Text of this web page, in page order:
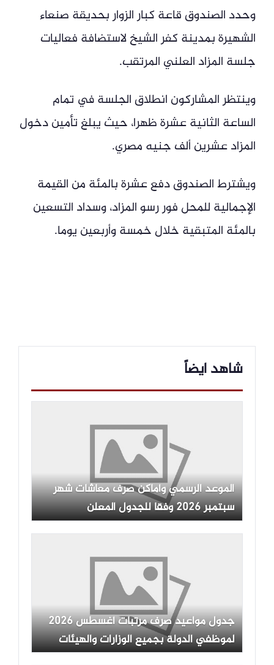
وحدد الصندوق قاعة كبار الزوار بحديقة صنعاء
الشهيرة بمدينة كفر الشيخ لاستضافة فعاليات
جلسة المزاد العلني المرتقب.
وينتظر المشاركون انطلاق الجلسة في تمام
الساعة الثانية عشرة ظهرا، حيث يبلغ تأمين دخول
المزاد عشرين ألف جنيه مصري.
ويشترط الصندوق دفع عشرة بالمئة من القيمة
الإجمالية للمحل فور رسو المزاد، وسداد التسعين
بالمئة المتبقية خلال خمسة وأربعين يوما.
شاهد ايضاً
الموعد الرسمي وأماكن صرف معاشات شهر
سبتمبر 2026 وفقا للجدول المعلن
جدول مواعيد صرف مرتبات أغسطس 2026
لموظفي الدولة بجميع الوزارات والهيئات